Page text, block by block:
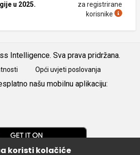
u 2025.
za registrirane
korisnike
Intelligence. Sva prava pridržana.
Opći uvjeti poslovanja
našu mobilnu aplikaciju:
koristi kolačiće